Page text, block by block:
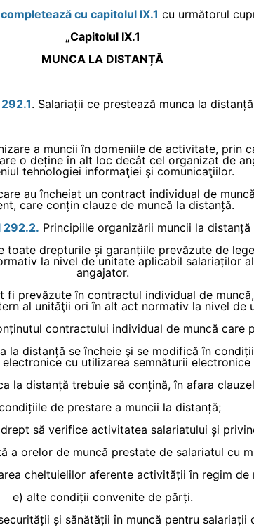
cu capitolul IX.1 cu următorul
„Capitolul IX.1
MUNCA LA DISTANȚĂ
. Salariații ce prestează munca la distanță
a muncii în domeniile de activitate, prin
o deține în alt loc decât cel organizat de
tehnologiei informaţiei şi comunicaţiilor.
au încheiat un contract individual de
care conțin clauze de muncă la distanță.
292.2. Principiile organizării muncii la distanță
toate drepturile și garanțiile prevăzute de
la nivel de unitate aplicabil salariaților
angajator.
prevăzute în contractul individual de
al unităţii ori în alt act normativ la nivel de
contractului individual de muncă care
la distanță se încheie şi se modifică în
cu utilizarea semnăturii
la distanță trebuie să conțină, în afara
de prestare a muncii la distanță;
să verifice activitatea salariatului și
a orelor de muncă prestate de salariatul cu
cheltuielilor aferente activității în regim de
e) alte condiții convenite de părți.
și sănătății în muncă pentru